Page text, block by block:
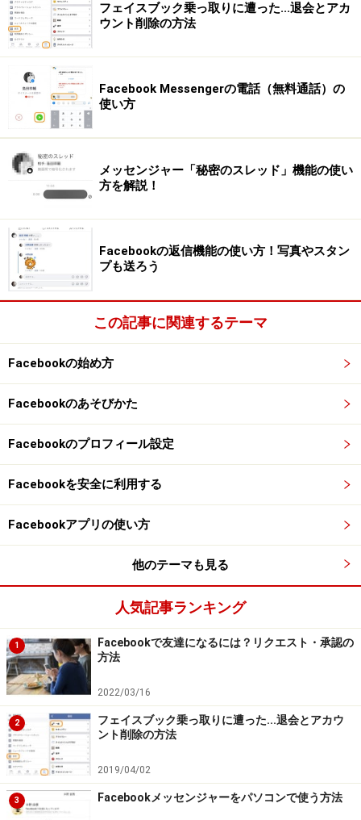
右下にある［日本語］をクリック
English (US)をクリック
次に自分のページに移動して、プロフィールの設定画面
を開きます。
［About］をクリック
［Contact and Basic Info］をクリックし、Genderにカーソ
ルをのせて［Edit］をクリック
を選択します。
すると、新たに入力欄が現れます。ここにアルファベッ
なお、連続して入力すると、複数の項目を入力できま
す。
例えば「bi」と入力するとBigender（性自認が両性）と、
Non-binary（男女の二分類に当てはまらない）が候補に表示
される
フェイスブック乗っ取りに遭った...退会とアカ
ウント削除の方法
Facebook Messengerの電話（無料通話）の
使い方
メッセンジャー「秘密のスレッド」機能の使い
方を解説！
Facebookの返信機能の使い方！写真やスタン
プも送ろう
この記事に関連するテーマ
Facebookの始め方
Facebookのあそびかた
Facebookのプロフィール設定
Facebookを安全に利用する
Facebookアプリの使い方
他のテーマも見る
人気記事ランキング
1
Facebookで友達になるには？リクエスト・承認の
方法
2022/03/16
2
フェイスブック乗っ取りに遭った...退会とアカウ
ント削除の方法
2019/04/02
3 Facebookメッセンジャーをパソコンで使う方法